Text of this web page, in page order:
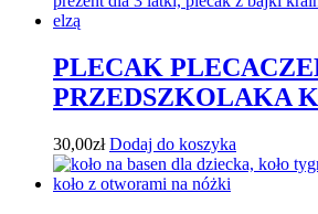
PLECAK
PRZEDSZKOLAKA
30,00zł Dodaj do koszyka